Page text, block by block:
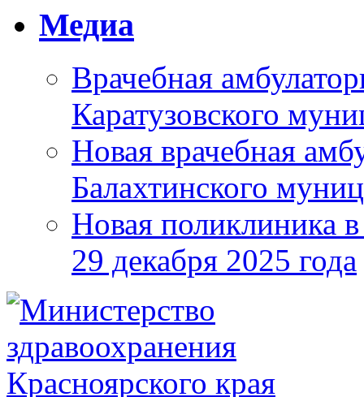
Медиа
Врачебная
Каратузовского
Новая врачебная
Балахтинского
Новая поликлиника
29 декабря 2025 года